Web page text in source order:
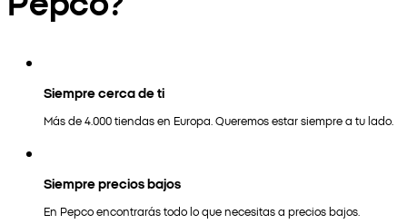
Siempre cerca de ti
Más de 4.000 tiendas en Europa. Queremos estar siempre a tu lado.
Siempre precios bajos
En Pepco encontrarás todo lo que necesitas a precios bajos.